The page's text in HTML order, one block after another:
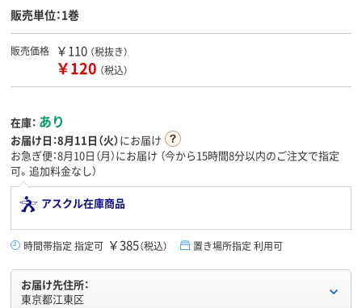
販売単位：1巻
販売価格 ￥110 （税抜き）
￥120 （税込）
在庫： あり
お届け日：8月11日（火）にお届け
お急ぎ便：8月10日（月）にお届け （今から15時間8分以内のご注文で指定
可。追加料金なし）
アスクル在庫商品
時間帯指定 指定可 ￥385（税込） 置き場所指定 利用可
お届け先住所：
東京都江東区